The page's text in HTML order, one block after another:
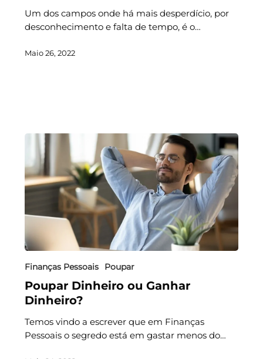
Um dos campos onde há mais desperdício, por
desconhecimento e falta de tempo, é o…
Maio 26, 2022
Finanças Pessoais Poupar
Poupar Dinheiro ou Ganhar
Dinheiro?
Temos vindo a escrever que em Finanças
Pessoais o segredo está em gastar menos do…